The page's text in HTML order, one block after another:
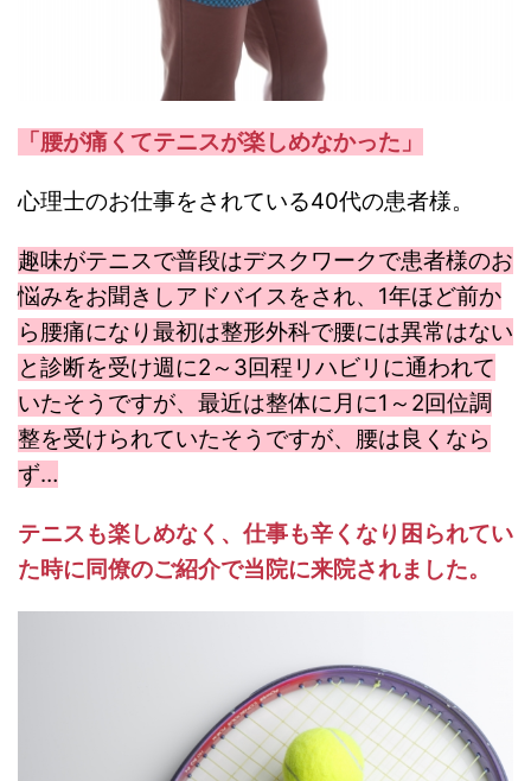
「腰が痛くてテニスが楽しめなかった」
心理士のお仕事をされている40代の患者様。
趣味がテニスで普段はデスクワークで患者様のお
悩みをお聞きしアドバイスをされ、1年ほど前か
ら腰痛になり最初は整形外科で腰には異常はない
と診断を受け週に2～3回程リハビリに通われて
いたそうですが、最近は整体に月に1～2回位調
整を受けられていたそうですが、腰は良くなら
ず…
テニスも楽しめなく、仕事も辛くなり困られてい
た時に同僚のご紹介で当院に来院されました。